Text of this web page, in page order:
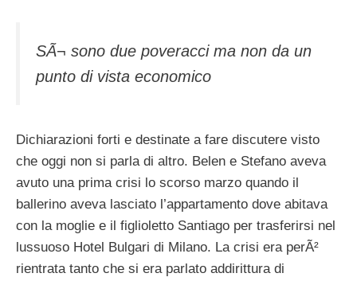
SÃ¬ sono due poveracci ma non da un
punto di vista economico
Dichiarazioni forti e destinate a fare discutere visto
che oggi non si parla di altro. Belen e Stefano aveva
avuto una prima crisi lo scorso marzo quando il
ballerino aveva lasciato l’appartamento dove abitava
con la moglie e il figlioletto Santiago per trasferirsi nel
lussuoso Hotel Bulgari di Milano. La crisi era perÃ²
rientrata tanto che si era parlato addirittura di